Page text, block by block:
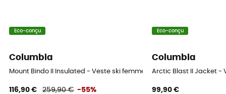
Eco-conçu
Columbia
Mount Bindo II Insulated - Veste ski femme
116,90 € 259,90 € -55%
Eco-conçu
Columbia
Arctic Blast II Jacket -
99,90 €